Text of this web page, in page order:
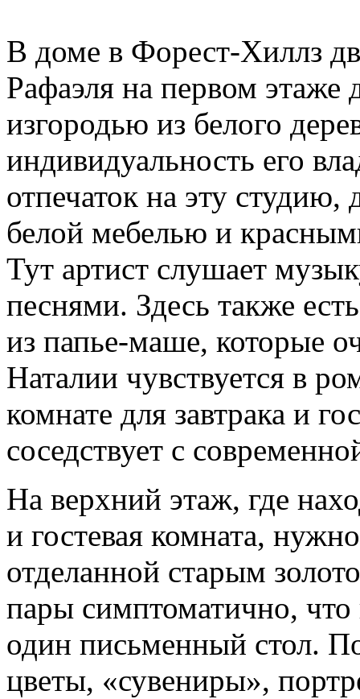
В доме в Форест-Хиллз
Рафаэля на первом этаже
изгородью из белого
индивидуальность его
отпечаток на эту
белой мебелью и
Тут артист слушает
песнями. Здесь также
из папье-маше, которые
Наталии чувствуется в
комнате для завтрака и
соседствует с
На верхний этаж, где
и гостевая комната,
отделанной старым
пары симптоматично, что
один письменный стол.
цветы, «сувениры»,